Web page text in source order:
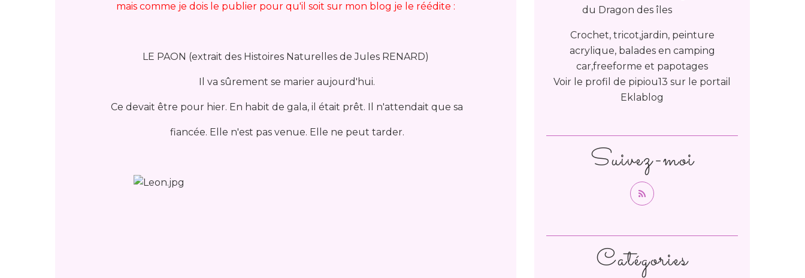
mais comme je dois le publier pour qu'il soit sur mon blog je le réédite :
LE PAON (extrait des Histoires Naturelles de Jules RENARD)
Il va sûrement se marier aujourd'hui.
Ce devait être pour hier. En habit de gala, il était prêt. Il n'attendait que sa
fiancée. Elle n'est pas venue. Elle ne peut tarder.
Catégories
Crochet, tricot,jardin, peinture
acrylique, balades en camping
car,freeforme et papotages
Voir le profil de pipiou13 sur le portail
Eklablog
Suivez-moi